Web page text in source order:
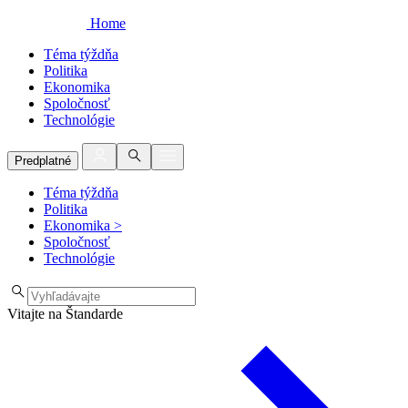
Home
Téma týždňa
Politika
Ekonomika
Spoločnosť
Technológie
Predplatné
Téma týždňa
Politika
Ekonomika >
Spoločnosť
Technológie
Vitajte na Štandarde